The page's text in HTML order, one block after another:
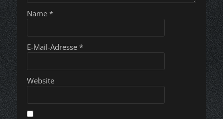
Name *
E-Mail-Adresse *
Website